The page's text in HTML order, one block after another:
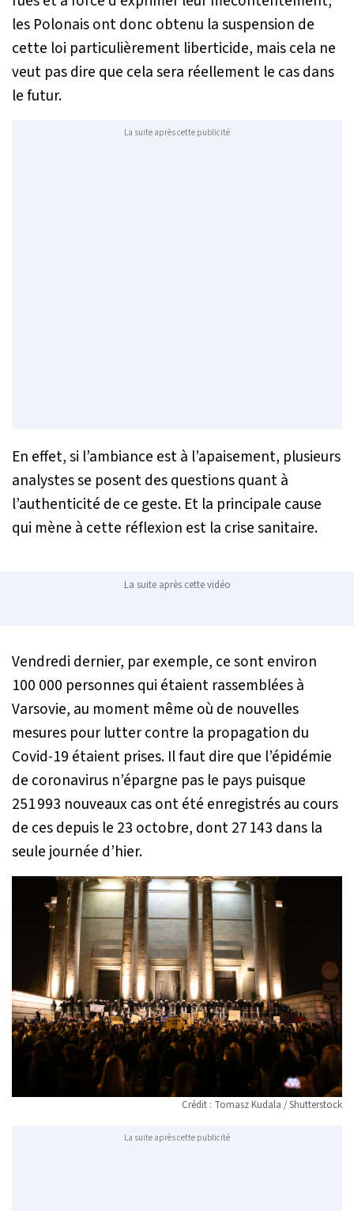
les Polonais ont donc obtenu la suspension de
cette loi particulièrement liberticide, mais cela ne
veut pas dire que cela sera réellement le cas dans
le futur.
La suite après cette publicité
En effet, si l’ambiance est à l’apaisement, plusieurs
analystes se posent des questions quant à
l’authenticité de ce geste. Et la principale cause
qui mène à cette réflexion est la crise sanitaire.
La suite après cette vidéo
Vendredi dernier, par exemple, ce sont environ
100 000 personnes qui étaient rassemblées à
Varsovie, au moment même où de nouvelles
mesures pour lutter contre la propagation du
Covid-19 étaient prises. Il faut dire que l’épidémie
de coronavirus n’épargne pas le pays puisque
251 993 nouveaux cas ont été enregistrés au cours
de ces depuis le 23 octobre, dont 27 143 dans la
seule journée d’hier.
Crédit : Tomasz Kudala / Shutterstock
La suite après cette publicité